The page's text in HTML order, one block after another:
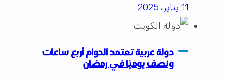
11 يناير، 2025
دولة عربية تعتمد الدوام أربع ساعات
ونصف يوميًا في رمضان